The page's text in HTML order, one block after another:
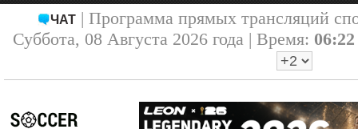
ЧАТ| Программа прямых трансляций
Суббота, 08 Августа 2026 года | Время: 06:22